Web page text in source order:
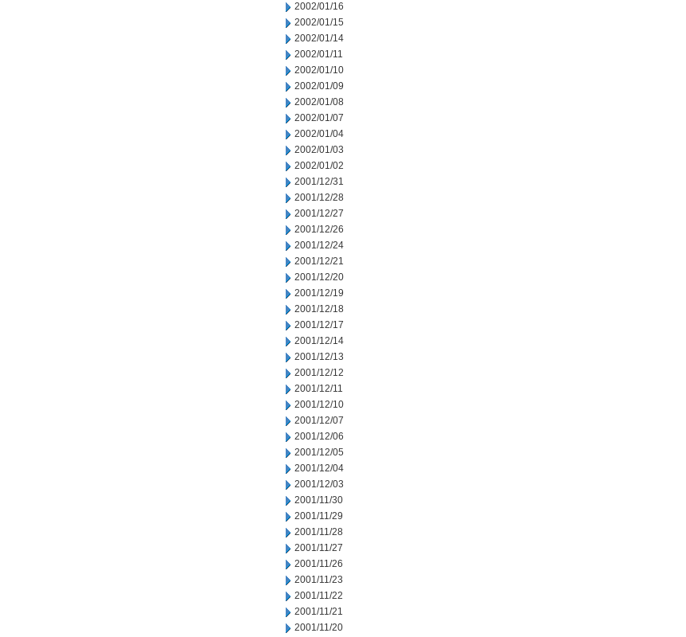
2002/01/16
2002/01/15
2002/01/14
2002/01/11
2002/01/10
2002/01/09
2002/01/08
2002/01/07
2002/01/04
2002/01/03
2002/01/02
2001/12/31
2001/12/28
2001/12/27
2001/12/26
2001/12/24
2001/12/21
2001/12/20
2001/12/19
2001/12/18
2001/12/17
2001/12/14
2001/12/13
2001/12/12
2001/12/11
2001/12/10
2001/12/07
2001/12/06
2001/12/05
2001/12/04
2001/12/03
2001/11/30
2001/11/29
2001/11/28
2001/11/27
2001/11/26
2001/11/23
2001/11/22
2001/11/21
2001/11/20